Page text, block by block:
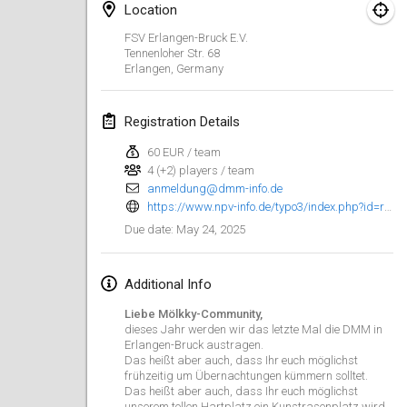
Location
FSV Erlangen-Bruck E.V.
Tennenloher Str. 68
Erlangen Germany
Registration Details
60 EUR / team
4 (+2) players / team
anmeldung@dmm-info.de
Due date: May 24, 2025
Additional Info
Liebe Mölkky-Community,
dieses Jahr werden wir das letzte Mal die DMM in
Erlangen-Bruck austragen.
Das heißt aber auch, dass Ihr euch möglichst
frühzeitig um Übernachtungen kümmern solltet.
Das heißt aber auch, dass Ihr euch möglichst
February 2025
US Mölkky Winter
Feb 7, 2025 United States
Open des vendanges tardives
Feb 8, 2025 | France
Indoor de la CASAS
Feb 15, 2025|Finland
Warm-up EM Indoor
Feb 28, 2025|Czech Republic